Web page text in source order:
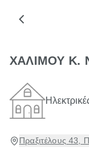
ΧΑΛΙΜΟΥ Κ.
Πραξιτέλους 43,